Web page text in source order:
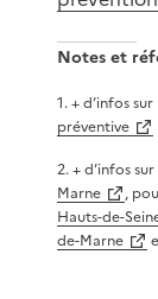
Notes et
1.+ d’infos sur
préventive
2.+ d’infos
Marne
,
Hauts-de-
de-Marne